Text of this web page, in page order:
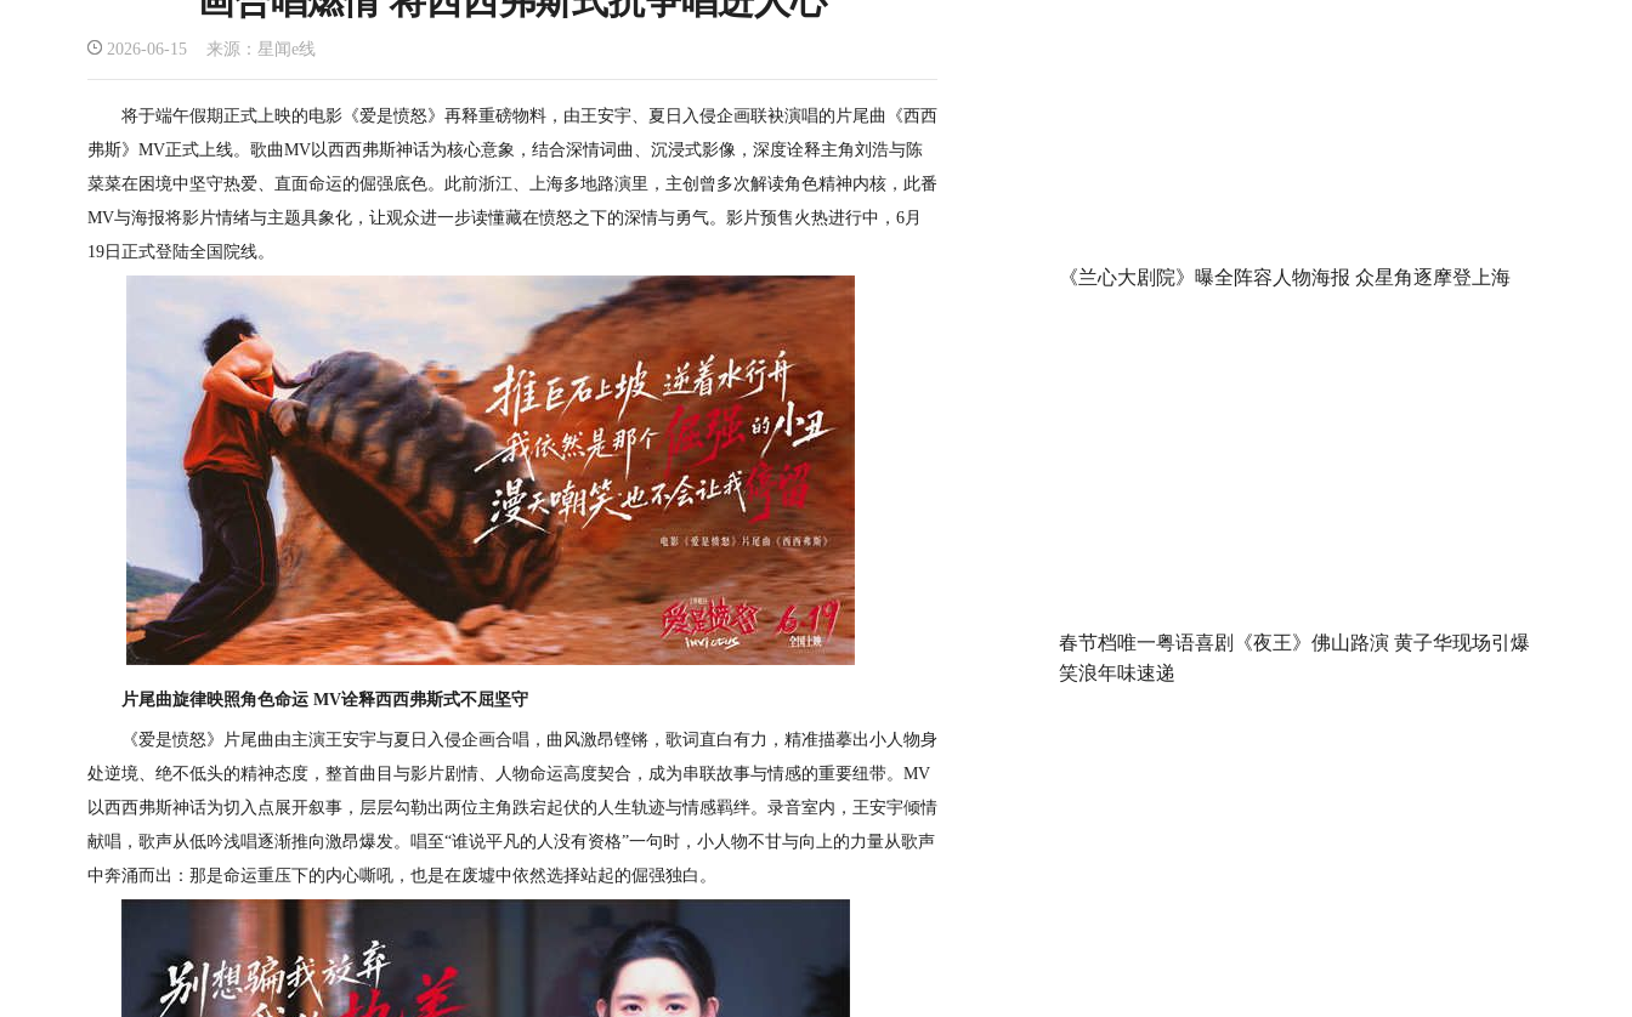
2026-06-15 来源：星闻e线
将于端午假期正式上映的电影《爱是愤怒》再释重磅物料，由王安宇、 夏日入侵企画联袂演唱的片尾曲《西西
弗斯》 MV正式上线。歌曲MV以西西弗斯神话为核心意象，结合深情词曲、沉浸式影像，深度诠释主角刘浩与陈
菜菜在困境中坚守热爱、直面命运的倔强底色。此前浙江、上海多地路演里，主创曾多次解读角色精神内核，此番
MV与海报将影片情绪与主题具象化，让观众进一步读懂藏在愤怒之下的深情与勇气。影片预售火热进行中， 6月
19日正式登陆全国院线。
片尾曲旋律映照角色命运 MV诠释西西弗斯式不屈坚守
《爱是愤怒》片尾曲由主演王安宇与夏日入侵企画合唱，曲风激昂铿锵，歌词直白有力，精准描摹出小人物身
处逆境、绝不低头的精神态度 ，整首曲目与影片剧情、人物命运高度契合，成为串联故事与情感的重要纽带。 MV
以西西弗斯神话为切入点展开叙事，层层勾勒出两位主角跌宕起伏的人生轨迹与情感羁绊。录音室内，王安宇倾情
献唱，歌声从低吟浅唱逐渐推向激昂爆发。唱至“谁说平凡的人没有资格”一句时，小人物不甘与向上的力量从歌声
中奔涌而出：那是命运重压下的内心嘶吼，也是在废墟中依然选择站起的倔强独白。
《兰心大剧院》曝全阵容人物海报 众星角逐摩登上海
春节档唯一粤语喜剧《夜王》佛山路演 黄子华现场引爆
笑浪年味速递